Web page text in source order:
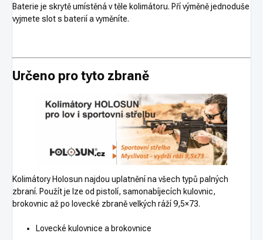
Baterie je skrytě umístěná v těle kolimátoru. Pří výměně jednoduše
vyjmete slot s baterií a vyměníte.
Určeno pro tyto zbraně
Kolimátory Holosun najdou uplatnění na všech typů palných
zbraní. Použít je lze od pistolí, samonabíjecích kulovnic,
brokovnic až po lovecké zbraně velkých ráží 9,5×73.
Lovecké kulovnice a brokovnice